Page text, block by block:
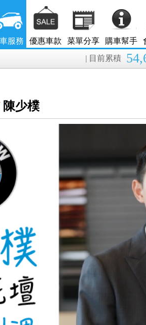
服務 優惠車款 菜單分享 購車幫手
| 目前累積
陳少樸